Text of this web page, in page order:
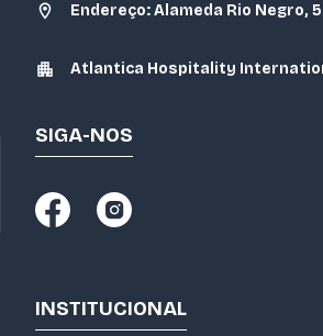
Endereço: Alameda Rio Negro,
Atlantica Hospitality
SIGA-NOS
INSTITUCIONAL